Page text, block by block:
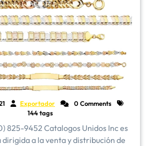
Exportador
0 Comments
144 tags
825-9452 Catalogos Unidos Inc es
dirigida a la venta y distribución de